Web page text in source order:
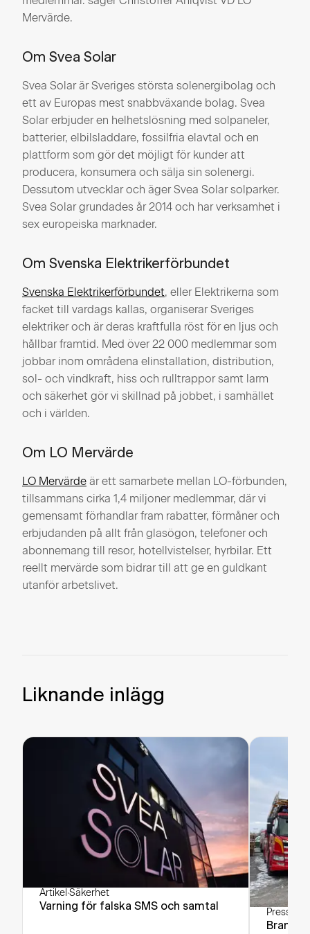
Mervärde.
Om Svea Solar
Svea Solar är Sveriges största solenergibolag och
ett av Europas mest snabbväxande bolag. Svea
Solar erbjuder en helhetslösning med solpaneler,
batterier, elbilsladdare, fossilfria elavtal och en
plattform som gör det möjligt för kunder att
producera, konsumera och sälja sin solenergi.
Dessutom utvecklar och äger Svea Solar solparker.
Svea Solar grundades år 2014 och har verksamhet i
sex europeiska marknader.
Om Svenska Elektrikerförbundet
Svenska Elektrikerförbundet, eller Elektrikerna som
facket till vardags kallas, organiserar Sveriges
elektriker och är deras kraftfulla röst för en ljus och
hållbar framtid. Med över 22 000 medlemmar som
jobbar inom områdena elinstallation, distribution,
sol- och vindkraft, hiss och rulltrappor samt larm
och säkerhet gör vi skillnad på jobbet, i samhället
och i världen.
Om LO Mervärde
LO Mervärde är ett samarbete mellan LO-förbunden,
tillsammans cirka 1,4 miljoner medlemmar, där vi
gemensamt förhandlar fram rabatter, förmåner och
erbjudanden på allt från glasögon, telefoner och
abonnemang till resor, hotellvistelser, hyrbilar. Ett
reellt mervärde som bidrar till att ge en guldkant
utanför arbetslivet.
Liknande inlägg
Artikel ·Säkerhet
Varning för falska SMS och samtal